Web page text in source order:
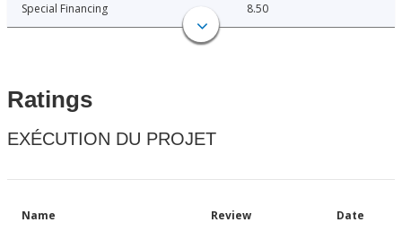
Special Financing 8.50
Ratings
EXÉCUTION DU PROJET
Name Review Date